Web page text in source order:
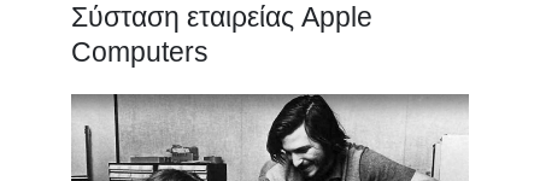
Σύσταση εταιρείας Apple
Computers